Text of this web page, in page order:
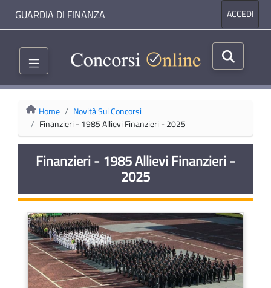
GUARDIA DI FINANZA ACCEDI
Home
Novità Sui Concorsi
Finanzieri - 1985 Allievi Finanzieri - 2025
Finanzieri - 1985 Allievi Finanzieri -
2025